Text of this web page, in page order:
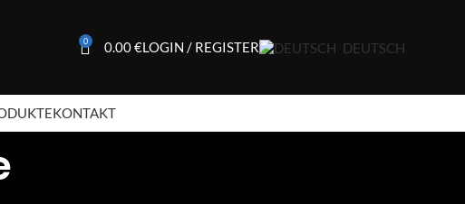
0 0.00€LOGIN / REGISTER DEUTSCH
KONTAKT